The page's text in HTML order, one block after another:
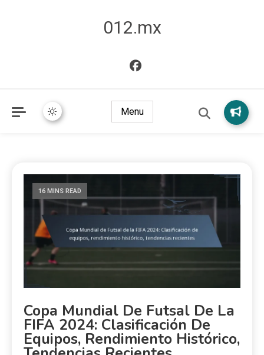
012.mx
Menu
16 MINS READ
Copa Mundial De Futsal De La
FIFA 2024: Clasificación De
Equipos, Rendimiento Histórico,